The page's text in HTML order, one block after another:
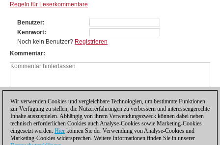
Regeln für Leserkommentare
Benutzer
Kennwort
Noch kein Benutzer? Registrieren
Kommentar
Wir verwenden Cookies und vergleichbare Technologien, um bestimmte Funktionen
zur Verfügung zu stellen, die Nutzererfahrungen zu verbessern und interessengerechte
Inhalte auszuspielen. Abhängig von ihrem Verwendungszweck können dabei neben
technisch erforderlichen Cookies auch Analyse-Cookies sowie Marketing-Cookies
eingesetzt werden. Hier können Sie der Verwendung von Analyse-Cookies und
Marketing-Cookies widersprechen. Weitere Informationen finden Sie in unserer